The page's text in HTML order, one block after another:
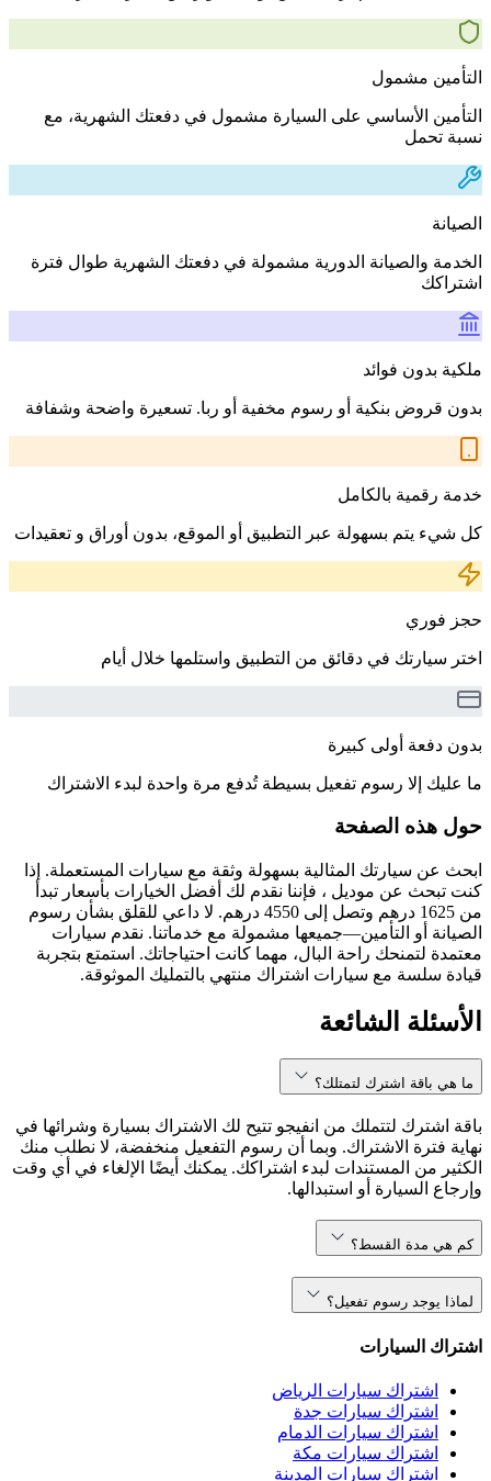
التأمين مشمول
التأمين الأساسي على السيارة مشمول في دفعتك الشهرية، مع
نسبة تحمل
الصيانة
الخدمة والصيانة الدورية مشمولة في دفعتك الشهرية طوال فترة
اشتراكك
ملكية بدون فوائد
بدون قروض بنكية أو رسوم مخفية أو ربا. تسعيرة واضحة وشفافة
خدمة رقمية بالكامل
كل شيء يتم بسهولة عبر التطبيق أو الموقع، بدون أوراق و تعقيدات
حجز فوري
اختر سيارتك في دقائق من التطبيق واستلمها خلال أيام
بدون دفعة أولى كبيرة
ما عليك إلا رسوم تفعيل بسيطة تُدفع مرة واحدة لبدء الاشتراك
حول هذه الصفحة
ابحث عن سيارتك المثالية بسهولة وثقة مع سيارات المستعملة. إذا
كنت تبحث عن موديل ، فإننا نقدم لك أفضل الخيارات بأسعار تبدأ
من 1625 درهم وتصل إلى 4550 درهم. لا داعي للقلق بشأن رسوم
الصيانة أو التأمين—جميعها مشمولة مع خدماتنا. نقدم سيارات
معتمدة لتمنحك راحة البال، مهما كانت احتياجاتك. استمتع بتجربة
قيادة سلسة مع سيارات اشتراك منتهي بالتمليك الموثوقة.
الأسئلة الشائعة
ما هي باقة اشترك لتمتلك؟
باقة اشترك لتتملك من انفيجو تتيح لك الاشتراك بسيارة وشرائها في
نهاية فترة الاشتراك. وبما أن رسوم التفعيل منخفضة، لا نطلب منك
الكثير من المستندات لبدء اشتراكك. يمكنك أيضًا الإلغاء في أي وقت
وإرجاع السيارة أو استبدالها.
كم هي مدة القسط؟
لماذا يوجد رسوم تفعيل؟
اشتراك السيارات
اشتراك سيارات الرياض
اشتراك سيارات جدة
اشتراك سيارات الدمام
اشتراك سيارات مكة
اشتراك سيارات المدينة